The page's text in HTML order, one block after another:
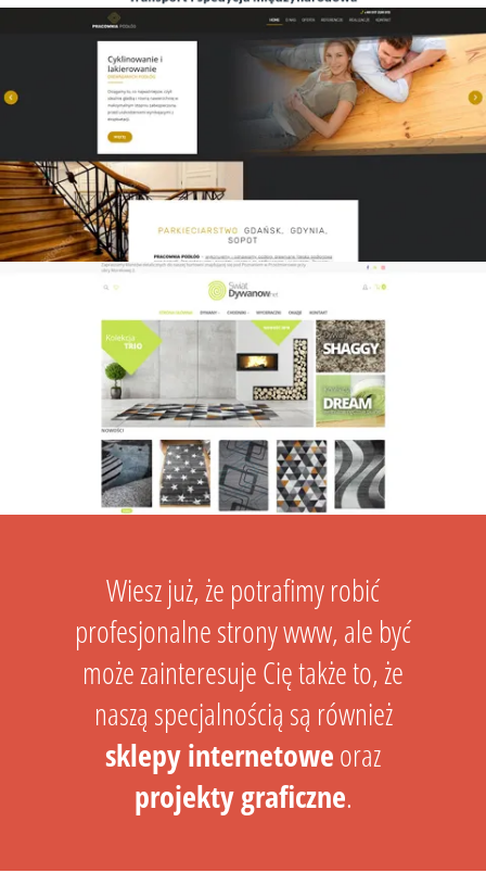
Wiesz już, że potrafimy robić
profesjonalne strony www, ale być
może zainteresuje Cię także to, że
naszą specjalnością są również
sklepy internetoweoraz
projekty graficzne.